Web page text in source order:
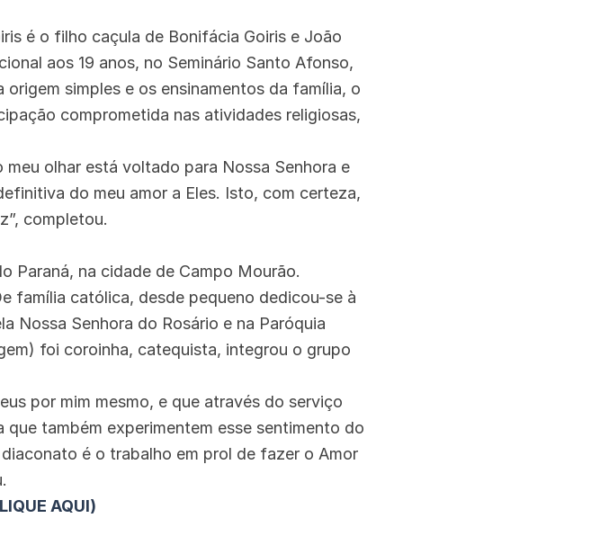
é o filho caçula de Bonifácia Goiris e João
aos 19 anos, no Seminário Santo Afonso,
simples e os ensinamentos da família, o
comprometida nas atividades religiosas,
olhar está voltado para Nossa Senhora e
do meu amor a Eles. Isto, com certeza,
completou.
Paraná, na cidade de Campo Mourão.
família católica, desde pequeno dedicou-se à
Nossa Senhora do Rosário e na Paróquia
foi coroinha, catequista, integrou o grupo
por mim mesmo, e que através do serviço
também experimentem esse sentimento do
é o trabalho em prol de fazer o Amor
AQUI)